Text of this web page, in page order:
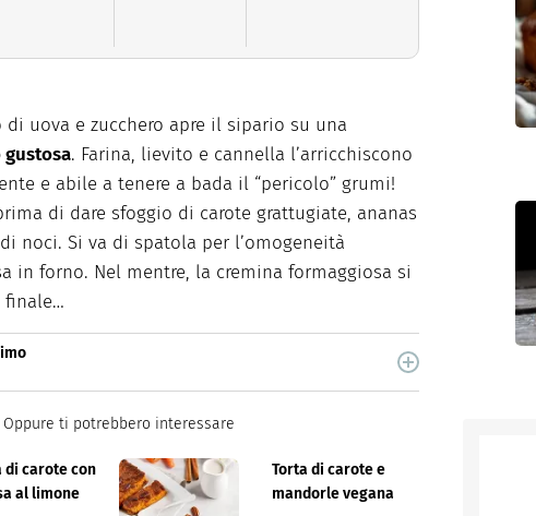
uova e zucchero apre il sipario su una
gustosa. Farina, lievito e cannella l’arricchiscono
e abile a tenere a bada il “pericolo” grumi!
di dare sfoggio di carote grattugiate, ananas
noci. Si va di spatola per l’omogeneità
in forno. Nel mentre, la cremina formaggiosa si
finale…
di cucina di Italiaonline nel quale trovi idee veloci,
passo.
Oppure ti potrebbero interessare
di carote con
al limone
Torta di carote e
mandorle vegana